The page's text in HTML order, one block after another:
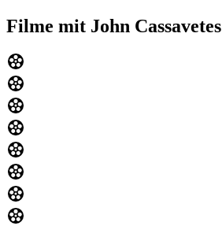
Filme mit John Cassavetes